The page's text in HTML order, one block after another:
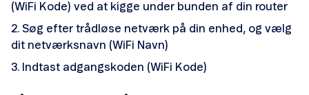
(WiFi Kode) ved at kigge under bunden af din router
Søg efter trådløse netværk på din enhed, og vælg
dit netværksnavn (WiFi Navn)
Indtast adgangskoden (WiFi Kode)